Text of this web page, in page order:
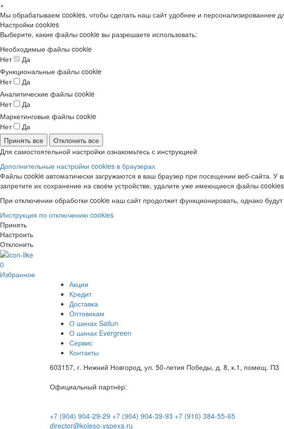
×
Мы обрабатываем cookies, чтобы сделать наш сайт удобнее и персонализированнее
Настройки cookies
Выберите, какие файлы cookie вы разрешаете использовать:
Необходимые файлы cookie
Нет
Да
Функциональные файлы cookie
Нет
Да
Аналитические файлы cookie
Нет
Да
Маркетинговые файлы cookie
Нет
Да
Принять все
Отклонить все
Для самостоятельной настройки ознакомьтесь с инструкцией
Дополнительные настройки cookies в браузерах
Файлы cookie автоматически загружаются в ваш браузер при посещении веб-сайта.
запретите их сохранение на своём устройстве, удалите уже имеющиеся файлы
При отключении обработки cookie наш сайт продолжит функционировать, однако
Инструкция по отключению cookies
Принять
Настроить
Отклонить
0
Избранное
Акции
Кредит
Доставка
Оптовикам
О шинах Sailun
О шинах Evergreen
Сервис
Контакты
603157, г. Нижний Новгород, ул. 50-летия Победы, д. 8, к.1, помещ. П3
Официальный партнёр:
+7 (904) 904-29-29 +7 (904) 904-39-93 +7 (910) 384-55-65
director@koleso-yspexa.ru